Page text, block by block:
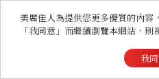
專櫃；至於巴黎，則特別
找到我想要的東西。」
美麗佳人為提供您更多優質的內容
「我同意」而繼續瀏覽本網站，則
我